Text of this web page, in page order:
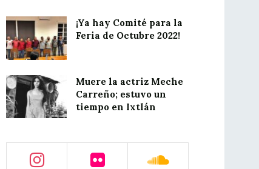
¡Ya hay Comité para la
Feria de Octubre 2022!
Muere la actriz Meche
Carreño; estuvo un
tiempo en Ixtlán